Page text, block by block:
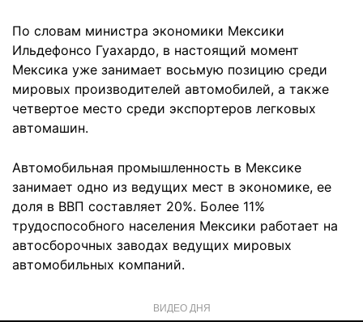
По словам министра экономики Мексики
Ильдефонсо Гуахардо, в настоящий момент
Мексика уже занимает восьмую позицию среди
мировых производителей автомобилей, а также
четвертое место среди экспортеров легковых
автомашин.
Автомобильная промышленность в Мексике
занимает одно из ведущих мест в экономике, ее
доля в ВВП составляет 20%. Более 11%
трудоспособного населения Мексики работает на
автосборочных заводах ведущих мировых
автомобильных компаний.
ВИДЕО ДНЯ